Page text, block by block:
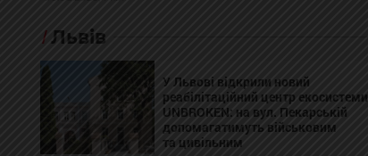
Львів
У Львові відкрили новий
реабілітаційний центр екосистеми
UNBROKEN: на вул. Пекарській
допомагатимуть військовим
та цивільним